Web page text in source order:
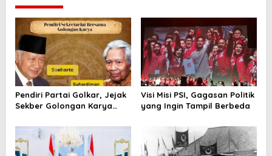
a
v
i
g
a
t
i
o
n
Pendiri Partai Golkar, Jejak
Sekber Golongan Karya
Indonesia
Visi Misi PSI, Gagasan Politik
yang Ingin Tampil Berbeda